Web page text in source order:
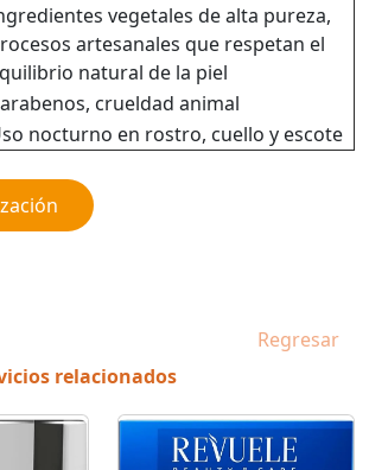
vegetales de alta pureza,
artesanales que respetan el
natural de la piel
crueldad animal
nocturno en rostro, cuello y escote
Regresar
relacionados